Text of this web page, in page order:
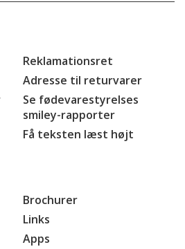
Reklamationsret
Adresse til returvarer
Se fødevarestyrelses
smiley-rapporter
Få teksten læst højt
Brochurer
Links
Apps